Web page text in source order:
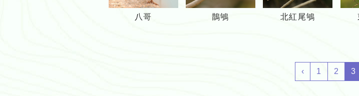
八
八哥
鵲
鵲鴝
北
北紅尾鴝
‹ 1 2 3